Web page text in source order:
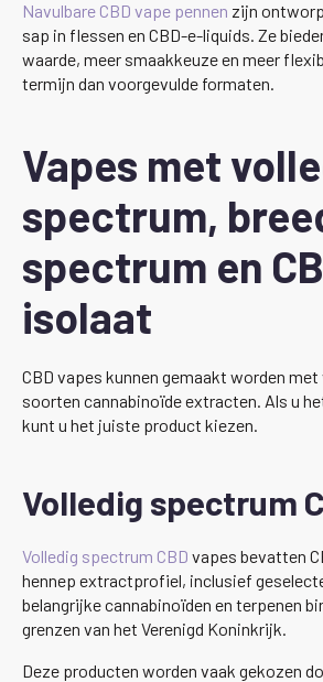
Navulbare CBD vape pennen zijn
sap in flessen en CBD-e-liquids. Ze
waarde, meer smaakkeuze en meer
termijn dan voorgevulde formaten.
Vapes met
spectrum,
spectrum en
isolaat
CBD vapes kunnen gemaakt worden
soorten cannabinoïde extracten. Als u
kunt u het juiste product kiezen.
Volledig spectrum
Volledig spectrum CBD vapes bevatten
hennep extractprofiel, inclusief
belangrijke cannabinoïden en terpenen
grenzen van het Verenigd Koninkrijk.
Deze producten worden vaak gekozen